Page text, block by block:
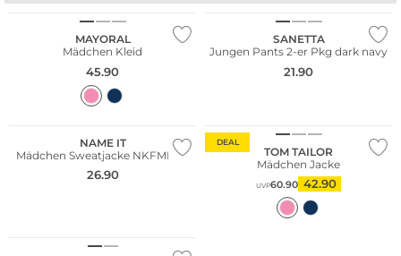
MAYORAL
Mädchen Kleid
45.90
SANETTA
Jungen Pants 2-er Pkg dark navy
21.90
NAME IT
Mädchen Sweatjacke NKFMILLE
26.90
DEAL
TOM TAILOR
Mädchen Jacke
UVP60.90 42.90